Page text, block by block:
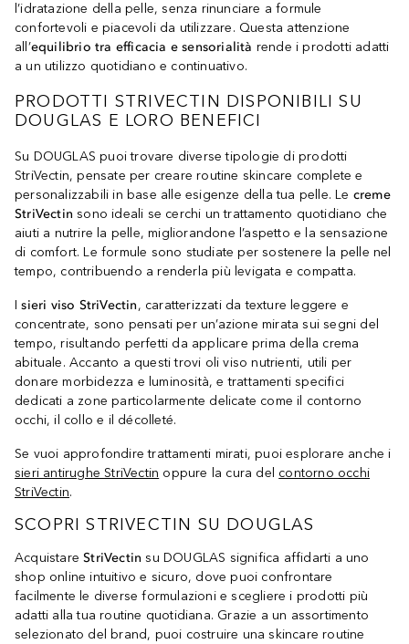
l’idratazione della pelle, senza rinunciare a formule
confortevoli e piacevoli da utilizzare. Questa attenzione
all’equilibrio tra efficacia e sensorialità rende i prodotti adatti
a un utilizzo quotidiano e continuativo.
PRODOTTI STRIVECTIN DISPONIBILI SU
DOUGLAS E LORO BENEFICI
Su DOUGLAS puoi trovare diverse tipologie di prodotti
StriVectin, pensate per creare routine skincare complete e
personalizzabili in base alle esigenze della tua pelle. Le creme
StriVectin sono ideali se cerchi un trattamento quotidiano che
aiuti a nutrire la pelle, migliorandone l’aspetto e la sensazione
di comfort. Le formule sono studiate per sostenere la pelle nel
tempo, contribuendo a renderla più levigata e compatta.
Isieri viso StriVectin, caratterizzati da texture leggere e
concentrate, sono pensati per un’azione mirata sui segni del
tempo, risultando perfetti da applicare prima della crema
abituale. Accanto a questi trovi oli viso nutrienti, utili per
donare morbidezza e luminosità, e trattamenti specifici
dedicati a zone particolarmente delicate come il contorno
occhi, il collo e il décolleté.
Se vuoi approfondire trattamenti mirati, puoi esplorare anche i
sieri antirughe StriVectin oppure la cura del contorno occhi
StriVectin.
SCOPRI STRIVECTIN SU DOUGLAS
AcquistareStriVectin su DOUGLAS significa affidarti a uno
shop online intuitivo e sicuro, dove puoi confrontare
facilmente le diverse formulazioni e scegliere i prodotti più
adatti alla tua routine quotidiana. Grazie a un assortimento
selezionato del brand, puoi costruire una skincare routine